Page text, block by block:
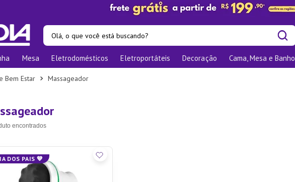
Olá, o que você está buscando?
Mesa Eletrodomésticos Eletroportáteis Decoração Cama, Mesa e Banho
Bem Estar Massageador
DOS PAIS 💙
Termos mais buscados
1º
Panelas
5º
Prato
6º